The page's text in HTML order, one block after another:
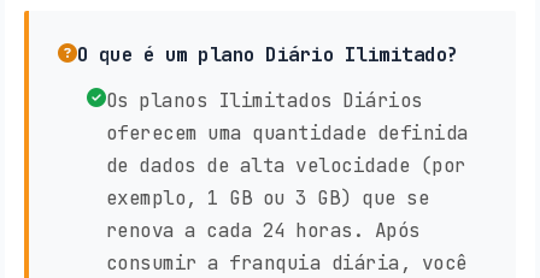
O que é um plano Diário Ilimitado?
Os planos Ilimitados Diários
oferecem uma quantidade definida
de dados de alta velocidade (por
exemplo, 1 GB ou 3 GB) que se
renova a cada 24 horas. Após
consumir a franquia diária, você